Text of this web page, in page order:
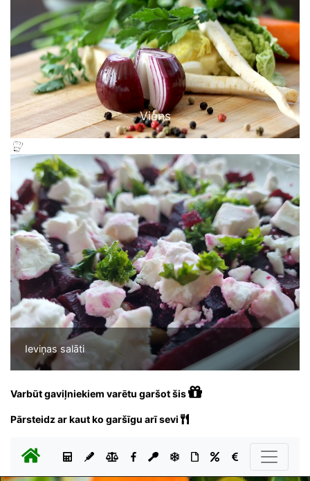
Viens
Ieviņas salāti
Varbūt gaviļniekiem varētu garšot šis
Pārsteidz ar kaut ko garšīgu arī sevi